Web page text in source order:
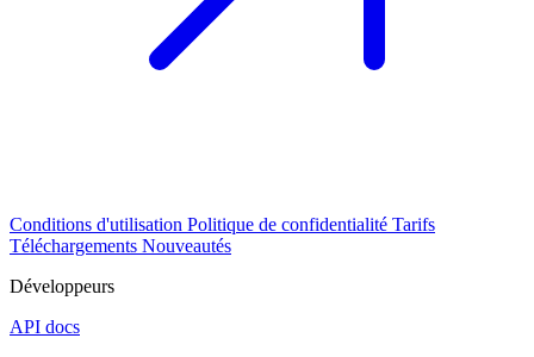
Conditions d'utilisation Politique de confidentialité Tarifs
Téléchargements Nouveautés
Développeurs
API docs